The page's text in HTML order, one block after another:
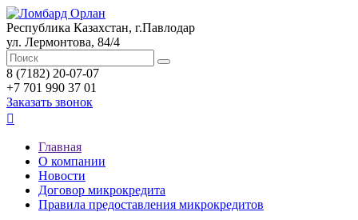
Республика Казахстан, г.Павлодар
ул. Лермонтова, 84/4
8 (7182) 20-07-07
+7 701 990 37 01
Заказать звонок

Главная
О компании
Новости
Договор микрокредита
Правила предоставления микрокредитов